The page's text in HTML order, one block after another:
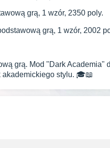
grą, 1 wzór, 2350 poly.
grą, 1 wzór, 2002
grą. Mod "Dark
akademickiego stylu. 🎓📖